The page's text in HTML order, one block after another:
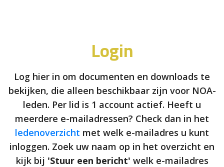
Login
Log hier in om documenten en downloads te
bekijken, die alleen beschikbaar zijn voor NOA-
leden. Per lid is 1 account actief. Heeft u
meerdere e-mailadressen? Check dan in het
ledenoverzicht met welk e-mailadres u kunt
inloggen. Zoek uw naam op in het overzicht en
kijk bij 'Stuur een bericht' welk e-mailadres